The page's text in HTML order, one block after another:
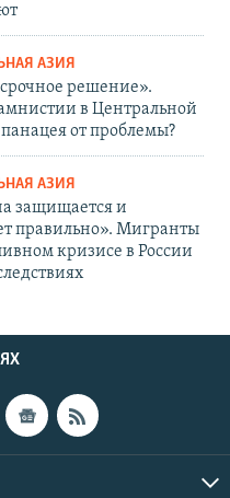
АЗИЯ
решение».
в Центральной
от проблемы?
АЗИЯ
защищается и
правильно». Мигранты
кризисе в России